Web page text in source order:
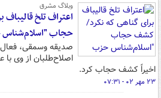
وبلاگ مشرق
اعتراف تلخ
حجاب
صدیقه وسمقی،
اصلاح‌طلبان از وی با
اخیراً کشف حجاب کرد.
۲۳ مهر ۰۲ - ۰۷:۳۱